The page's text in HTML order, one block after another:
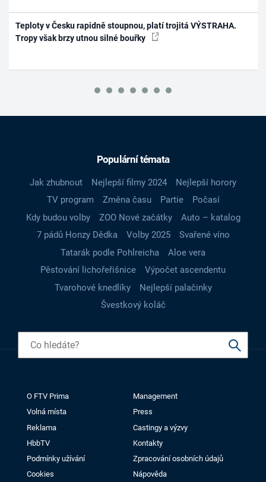
Teploty v Česku rapidně stoupnou, platí trojitá VÝSTRAHA.
Tropy však brzy utnou silné bouřky
Populární témata
Jak zhubnout Nejlepší filmy 2024
Nejlepší horory
TV program
Změna času Partie
Počasí
Kdy budou volby
ZOO Nové začátky
Auto – katalog
7 pádů Honzy Dědka
Volby 2025
Svařené víno
Tatarák podle Pohlreicha
Aloe vera
Pěstování lichořeřišnice
Výpočet ascendentu
Tvarohové knedlíky
Nejlepší palačinky
Švestkový koláč
O FTV Prima
Management
Volná místa
Press
Reklama
Castingy a výzvy
HbbTV
Kontakty
Podmínky užívání
Zpracování osobních údajů
Cookies
Nápověda